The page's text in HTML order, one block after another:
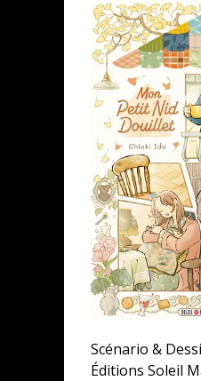
Scénario &
Éditions Soleil